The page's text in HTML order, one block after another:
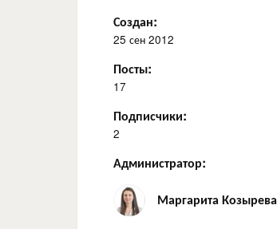
Создан:
25 сен 2012
Посты:
17
Подписчики:
2
Администратор:
Маргарита Козырева